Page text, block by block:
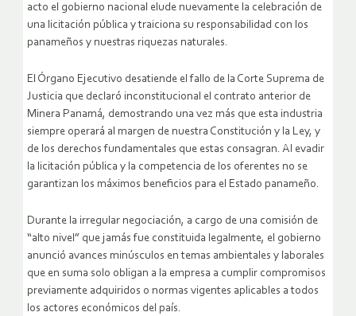
acto el gobierno nacional elude nuevamente la celebración de
una licitación pública y traiciona su responsabilidad con los
panameños y nuestras riquezas naturales.
El Órgano Ejecutivo desatiende el fallo de la Corte Suprema de
Justicia que declaró inconstitucional el contrato anterior de
Minera Panamá, demostrando una vez más que esta industria
siempre operará al margen de nuestra Constitución y la Ley, y
de los derechos fundamentales que estas consagran. Al evadir
la licitación pública y la competencia de los oferentes no se
garantizan los máximos beneficios para el Estado panameño.
Durante la irregular negociación, a cargo de una comisión de
“alto nivel” que jamás fue constituida legalmente, el gobierno
anunció avances minúsculos en temas ambientales y laborales
que en suma solo obligan a la empresa a cumplir compromisos
previamente adquiridos o normas vigentes aplicables a todos
los actores económicos del país.